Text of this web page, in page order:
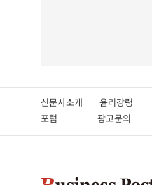
신문사소개 윤리강령
포럼
광고문의